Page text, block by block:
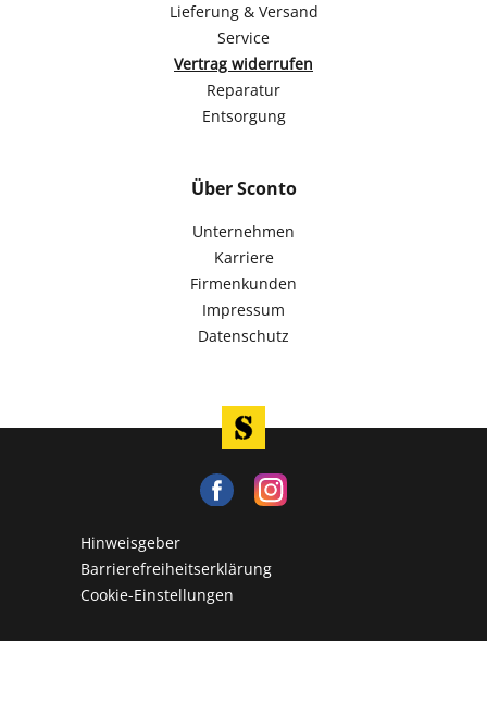
Lieferung & Versand
Service
Vertrag widerrufen
Reparatur
Entsorgung
Über Sconto
Unternehmen
Karriere
Firmenkunden
Impressum
Datenschutz
Hinweisgeber
Barrierefreiheitserklärung
Cookie-Einstellungen